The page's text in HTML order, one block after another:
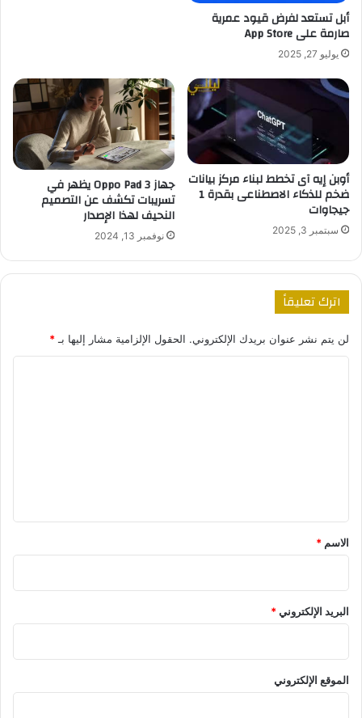
أبل تستعد لفرض قيود عمرية
صارمة على App Store
يوليو 27, 2025
أوبن إيه آى تخطط لبناء مركز بيانات
ضخم للذكاء الاصطناعى بقدرة 1
جيجاوات
سبتمبر 3, 2025
جهاز Oppo Pad 3 يظهر في
تسريبات تكشف عن التصميم
النحيف لهذا الإصدار
نوفمبر 13, 2024
اترك تعليقاً
لن يتم نشر عنوان بريدك الإلكتروني. الحقول الإلزامية مشار إليها بـ*
*
الاسم *
البريد الإلكتروني*
الموقع الإلكتروني